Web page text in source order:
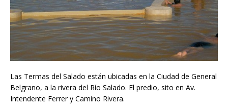
Las Termas del Salado están ubicadas en la Ciudad de General
Belgrano, a la rivera del Río Salado. El predio, sito en Av.
Intendente Ferrer y Camino Rivera.